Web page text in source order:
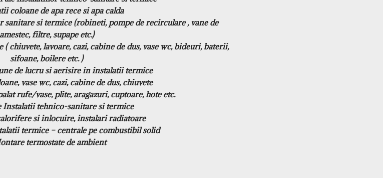
coloane de apa rece si apa calda
amestec, filtre, supape etc.)
sifoane, boilere etc. )
de lucru si aerisire in instalatii termice
vase wc, cazi, cabine de dus, chiuvete
- Montare masini de spalat rufe/vase, plite, aragazuri, cuptoare, hote etc.
Instalatii tehnico-sanitare si termice
si inlocuire, instalari radiatoare
termice – centrale pe combustibil solid
termostate de ambient